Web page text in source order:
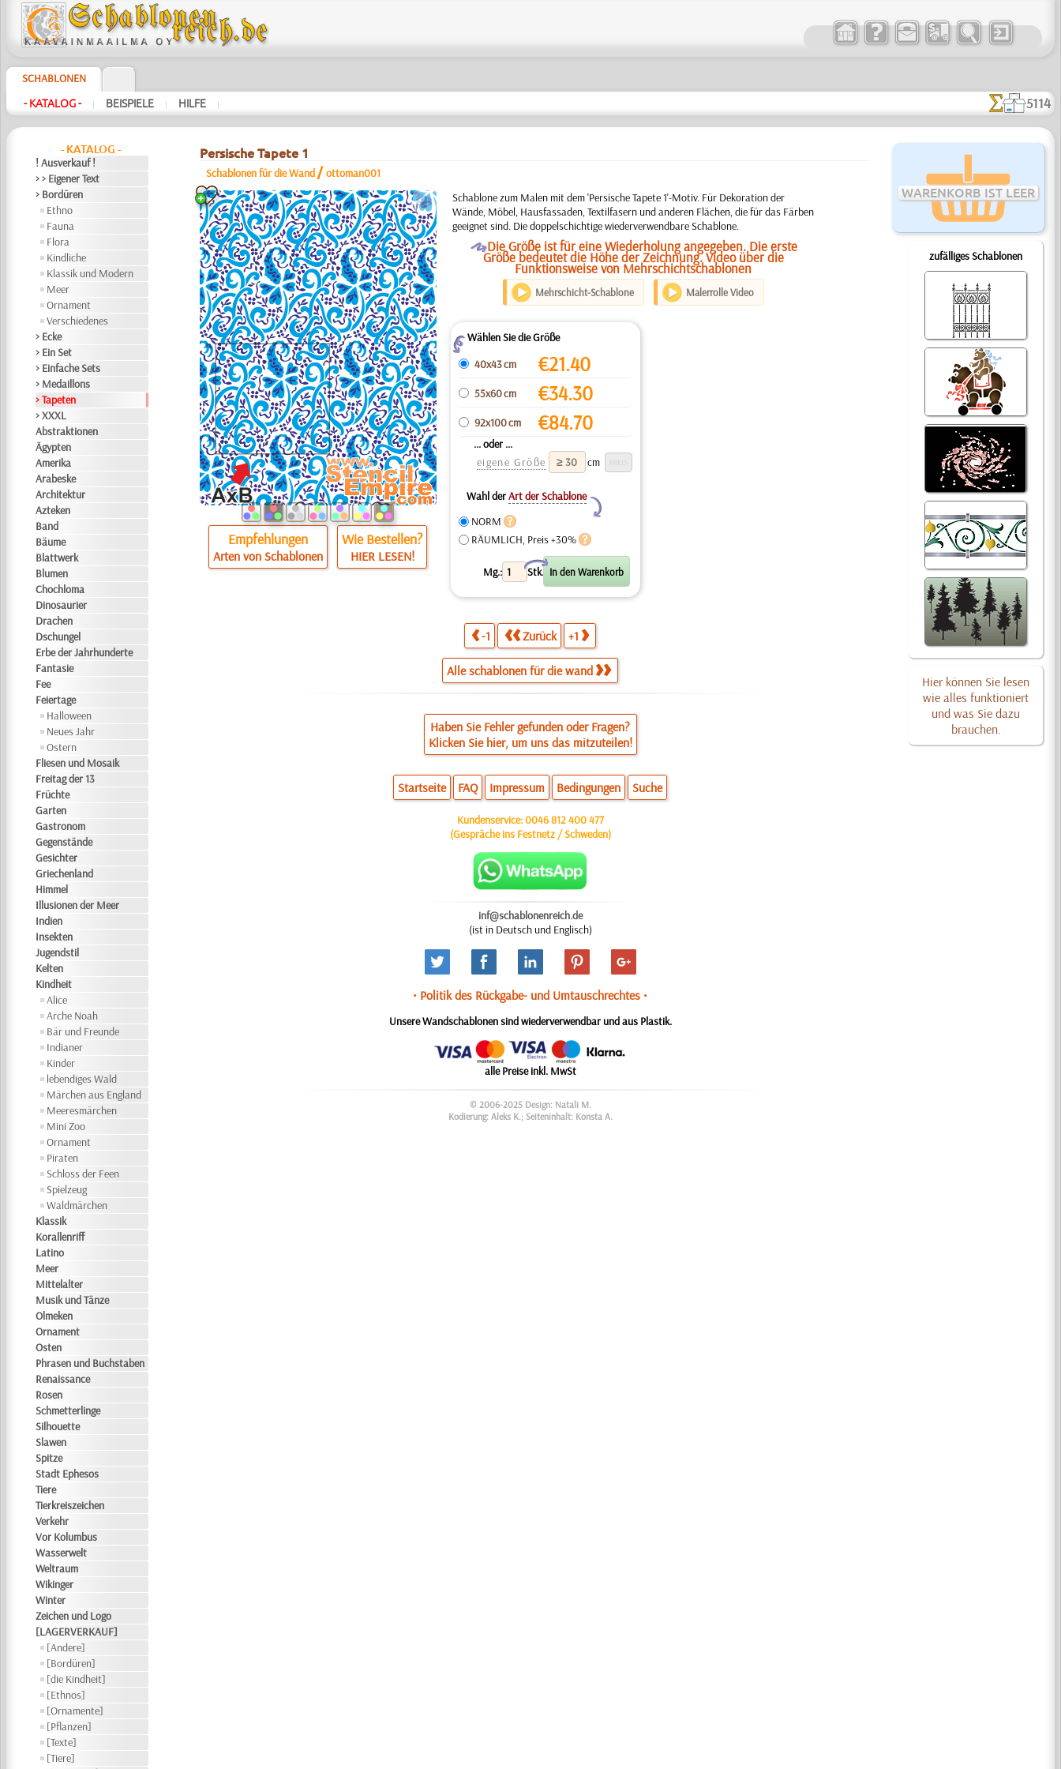
SCHABLONEN
- KATALOG - | BEISPIELE | HILFE | 5114
- KATALOG -
! Ausverkauf !
> > Eigener Text
> Bordüren
Ethno
Fauna
Flora
Kindliche
Klassik und Modern
Meer
Ornament
Verschiedenes
> Ecke
> Ein Set
> Einfache Sets
> Medaillons
> Tapeten
> XXXL
Abstraktionen
Ägypten
Amerika
Arabeske
Architektur
Azteken
Band
Bäume
Blattwerk
Blumen
Chochloma
Dinosaurier
Drachen
Dschungel
Erbe der Jahrhunderte
Fantasie
Fee
Feiertage
Halloween
Neues Jahr
Ostern
Fliesen und Mosaik
Freitag der 13
Früchte
Garten
Gastronom
Gegenstände
Gesichter
Griechenland
Himmel
Illusionen der Meer
Indien
Insekten
Jugendstil
Kelten
Kindheit
Alice
Arche Noah
Bär und Freunde
Indianer
Kinder
lebendiges Wald
Märchen aus England
Meeresmärchen
Mini Zoo
Ornament
Piraten
Schloss der Feen
Spielzeug
Waldmärchen
Klassik
Korallenriff
Latino
Meer
Mittelalter
Musik und Tänze
Olmeken
Ornament
Osten
Phrasen und Buchstaben
Renaissance
Rosen
Schmetterlinge
Silhouette
Slawen
Spitze
Stadt Ephesos
Tiere
Tierkreiszeichen
Verkehr
Vor Kolumbus
Wasserwelt
Weltraum
Wikinger
Winter
Zeichen und Logo
[LAGERVERKAUF]
[Andere]
[Bordüren]
[die Kindheit]
[Ethnos]
[Ornamente]
[Pflanzen]
[Texte]
[Tiere]
WARENKORB IST LEER
zufälliges Schablonen
Hier können Sie lesen
wie alles funktioniert
und was Sie dazu
brauchen.
Persische Tapete 1
Schablonen für die Wand /ottoman001
b
Empfehlungen
Arten von Schablonen
Wie Bestellen?
HIER LESEN!
Schablone zum Malen mit dem 'Persische Tapete 1'-Motiv. Für Dekoration der
Wände, Möbel, Hausfassaden, Textilfasern und anderen Flächen, die für das Färben
geeignet sind. Die doppelschichtige wiederverwendbare Schablone.
ODie Größe ist für eine Wiederholung angegeben. Die erste
Größe bedeutet die Höhe der Zeichnung. Video über die
Funktionsweise von Mehrschichtschablonen
Mehrschicht-Schablone Malerrolle Video
ZWählen Sie die Größe
40x43 cm
€21.40
55x60 cm €34.30
92x100 cm €84.70
... oder ...
eigene Größe
cm
Wahl derArt der Schablone
Y
NORM
RÄUMLICH, Preis +30%
Mg.: Stk.
X
-1 Zurück +1
Alle schablonen für die wand
Haben Sie Fehler gefunden oder Fragen?
Klicken Sie hier, um uns das mitzuteilen!
Startseite FAQ Impressum Bedingungen Suche
Kundenservice:0046 812 400 477
(Gespräche ins Festnetz / Schweden)
inf@schablonenreich.de
(ist in Deutsch und Englisch)
• Politik des Rückgabe- und Umtauschrechtes •
Unsere Wandschablonen sind wiederverwendbar und aus Plastik.
alle Preise inkl. MwSt
© 2006-2025 Design: Natali M.
Kodierung: Aleks K.; Seiteninhalt: Konsta A.